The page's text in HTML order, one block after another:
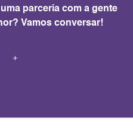
parceria com a gente
Vamos conversar!